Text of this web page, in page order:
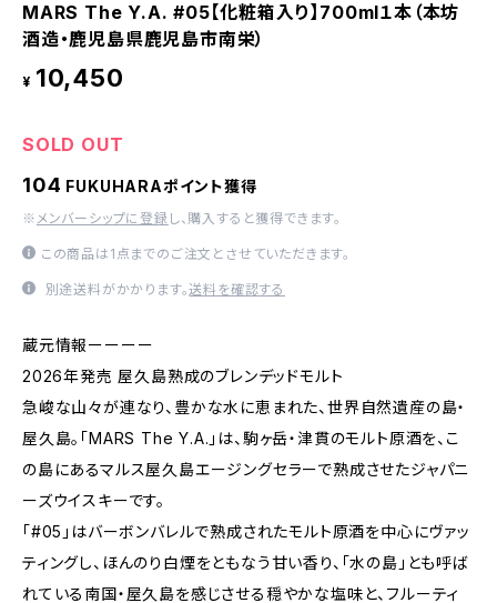
MARS The Y.A. #05【化粧箱入り】700ml１本（本坊
酒造・鹿児島県鹿児島市南栄）
¥ 10,450
SOLD OUT
104 FUKUHARAポイント獲得
※ メンバーシップに登録 し、購入すると獲得できます。
この商品は1点までのご注文とさせていただきます。
別途送料がかかります。送料を確認する
蔵元情報ーーーー
2026年発売 屋久島熟成のブレンデッドモルト
急峻な山々が連なり、豊かな水に恵まれた、世界自然遺産の島・
屋久島。「MARS The Y.A.」は、駒ヶ岳・津貫のモルト原酒を、こ
の島にあるマルス屋久島エージングセラーで熟成させたジャパニ
ーズウイスキーです。
「#05」はバーボンバレルで熟成されたモルト原酒を中心にヴァッ
ティングし、ほんのり白煙をともなう甘い香り、「水の島」とも呼ば
れている南国・屋久島を感じさせる穏やかな塩味と、フルーティ